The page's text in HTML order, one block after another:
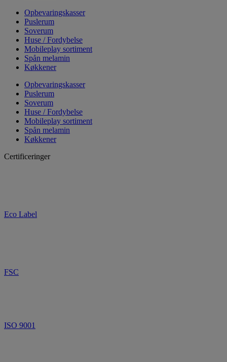
Opbevaringskasser
Puslerum
Soverum
Huse / Fordybelse
Mobileplay sortiment
Spån melamin
Køkkener
Opbevaringskasser
Puslerum
Soverum
Huse / Fordybelse
Mobileplay sortiment
Spån melamin
Køkkener
Certificeringer
Eco Label
FSC
ISO 9001